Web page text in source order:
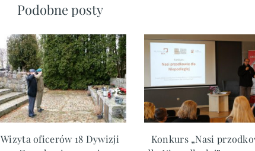
Podobne posty
Wizyta oficerów 18 Dywizji
Konkurs „Nasi